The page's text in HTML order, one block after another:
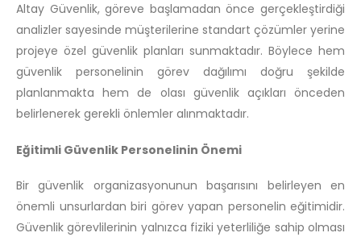
Altay Güvenlik, göreve başlamadan önce gerçekleştirdiği
analizler sayesinde müşterilerine standart çözümler yerine
projeye özel güvenlik planları sunmaktadır. Böylece hem
güvenlik personelinin görev dağılımı doğru şekilde
planlanmakta hem de olası güvenlik açıkları önceden
belirlenerek gerekli önlemler alınmaktadır.
Eğitimli Güvenlik Personelinin Önemi
Bir güvenlik organizasyonunun başarısını belirleyen en
önemli unsurlardan biri görev yapan personelin eğitimidir.
Güvenlik görevlilerinin yalnızca fiziki yeterliliğe sahip olması